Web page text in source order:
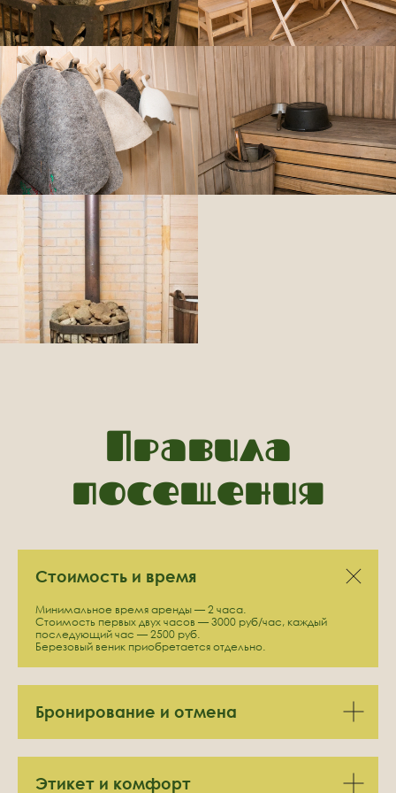
Стоимость и время
Минимальное время аренды — 2 часа.
Стоимость первых двух часов — 3000 руб/час, каждый
последующий час — 2500 руб.
Березовый веник приобретается отдельно.
Бронирование и отмена
Этикет и комфорт
Подберем для
Вас лучшие
номера
Расскажите, какую поездку вы планируете,
и мы подготовим для вас персональное
предложение по номерам, залам и дополнительным
услугам.
в соответствии сполитикой конфиденциальности
Отправить